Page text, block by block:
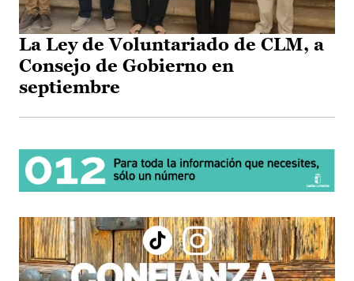
La Ley de Voluntariado de CLM, a
Consejo de Gobierno en
septiembre